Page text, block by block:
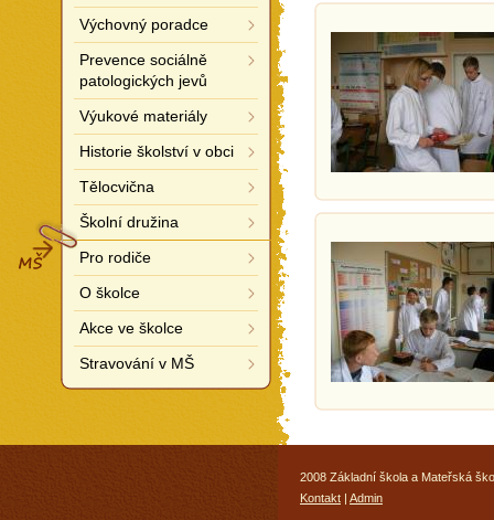
Výchovný poradce
Prevence sociálně
patologických jevů
Výukové materiály
Historie školství v obci
Tělocvična
Školní družina
MŠ
Pro rodiče
O školce
Akce ve školce
Stravování v MŠ
2008 Základní škola a Mateřská
Kontakt | Admin